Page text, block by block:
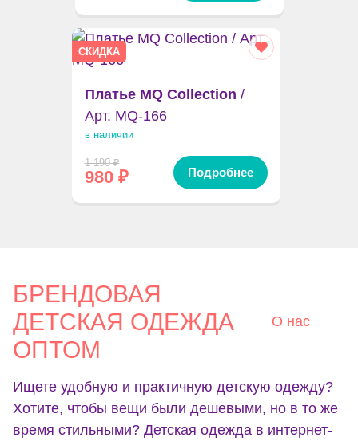
СКИДКА
Платье MQ Collection /
Арт. MQ-166
в наличии
1 190₽
980₽ Подробнее
БРЕНДОВАЯ
ДЕТСКАЯ ОДЕЖДА
ОПТОМ
О нас
Ищете удобную и практичную детскую одежду?
Хотите, чтобы вещи были дешевыми, но в то же
время стильными? Детская одежда в интернет-